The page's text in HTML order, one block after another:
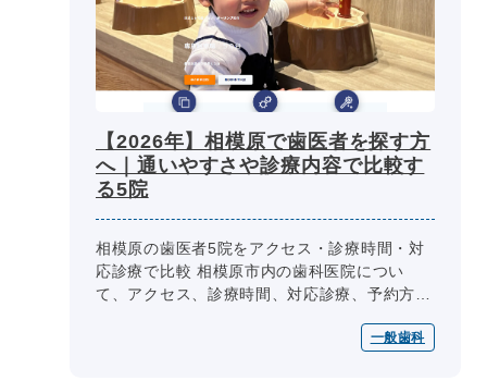
【2026年】相模原で歯医者を探す方
へ｜通いやすさや診療内容で比較す
る5院
相模原の歯医者5院をアクセス・診療時間・対
応診療で比較 相模原市内の歯科医院につい
て、アクセス、診療時間、対応診療、予約方
較する際は、公式サイトの最新情報も...一般歯科